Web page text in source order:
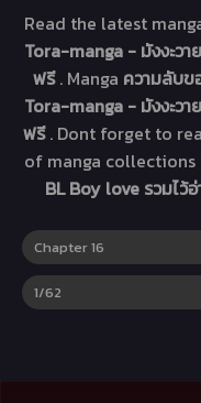
Read the latest
Tora-manga - มังงะวา
ฟรี. Manga ความลับข
Tora-manga - มังงะวา
ฟรี. Dont forget to
of manga collections
BL Boy love รวมไว้